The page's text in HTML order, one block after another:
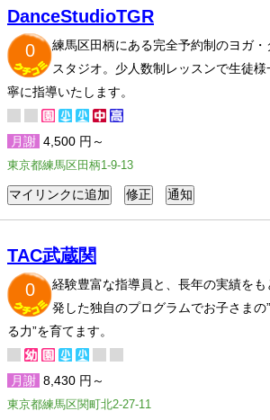
DanceStudioTGR
0
練馬区田柄にある完全予約制のヨガ・
スタジオ。少人数制レッスンで生徒
寧に指導いたします。
月謝 4,500 円～
東京都練馬区田柄1-9-13
TAC武蔵関
0
経験豊富な指導員と、長年の実績をも
発した独自のプログラムでお子さまの
る力”を育てます。
月謝 8,430 円～
東京都練馬区関町北2-27-11